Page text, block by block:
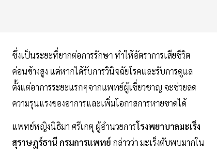
ซึ่งเป็นระยะที่ยากต่อการรักษา ทำให้อัตราการเสียชีวิต
ค่อนข้างสูง แต่หากได้รับการวินิจฉัยโรคและรับการดูแล
ตั้งแต่อาการระยะแรกๆจากแพทย์ผู้เชี่ยวชาญ จะช่วยลด
ความรุนแรงของอาการและเพิ่มโอกาสการหายขาดได้
แพทย์หญิงนิธิมา ศรีเกตุ ผู้อำนวยการโรงพยาบาลมะเร็ง
สุราษฎร์ธานี กรมการแพทย์ กล่าวว่า มะเร็งตับพบมากใน